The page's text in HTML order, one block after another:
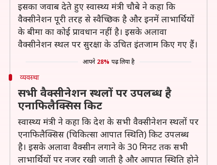
इसका जवाब देते हुए स्वास्थ्य मंत्री चौबे ने कहा कि
वैक्सीनेशन पूरी तरह से स्वैच्छिक है और इनमें लाभार्थियों
के बीमा का कोई प्रावधान नहीं है। इसके अलावा
वैक्सीनेशन स्थल पर सुरक्षा के उचित इंतजाम किए गए हैं।
आपने 28% पढ़ लिया है
व्यवस्था
सभी वैक्सीनेशन स्थलों पर उपलब्ध है
एनाफिलैक्सिस किट
स्वास्थ्य मंत्री ने कहा कि देश के सभी वैक्सीनेशन स्थलों पर
एनाफिलैक्सिस (चिकित्सा आपात स्थिति) किट उपलब्ध
है। इसके अलावा वैक्सीन लगाने के 30 मिनट तक सभी
लाभार्थियों पर नजर रखी जाती है और आपात स्थिति होने